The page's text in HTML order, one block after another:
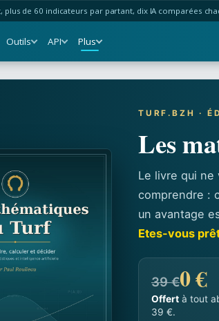
plus de 60 indicateurs par partant, dix IA comparées
Outils API Plus
TURF.BZH ·
Les
Le livre qui ne
comprendre :
un avantage
Etes-vous
39 €0 €
Offertà tout
39 €.